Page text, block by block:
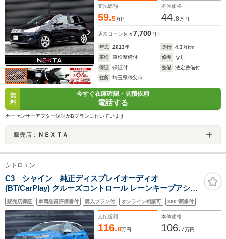
支払総額
59.5万円
本体価格
44.8万円
通常ローン 月々7,700円
年式 2013年 走行 4.3万km
車検
車検整備付 修復
なし
保証
保証付 整備
法定整備付
住所
埼玉県秩父市
無
料
今すぐ在庫確認・見積依頼
電話する
カーセンサーアフター保証がBプランに付いています
販売店： ＮＥＸＴＡ
シトロエン
C3 シャイン 純正ディスプレイオーディオ
(BT/CarPlay) クルーズコントロール レーンキープアシス
ト ブラインドスポットモニター アクティブセーフティー
ブレーキ インテリジェントハイビーム Bカメラ ミラー型
ドライブレコーダー
販売店保証 車両品質評価書付 購入プラン付 オンライン相談可 360°画像付
支払総額
116.8万円
本体価格
106.7万円